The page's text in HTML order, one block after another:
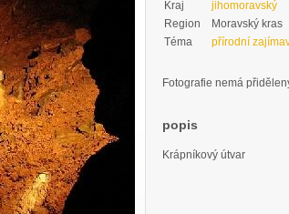
Kraj
jihomoravský
Region
Moravský kras
Téma
přírodní
Fotografie nemá
popis
Krápníkový útvar